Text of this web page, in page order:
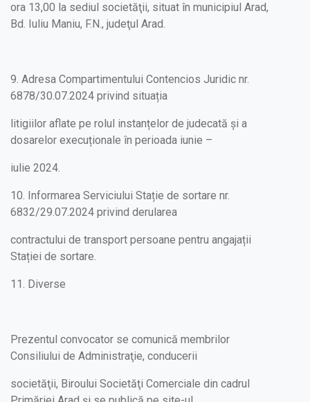
ora 13,00 la sediul societăţii, situat în municipiul Arad,
Bd. Iuliu Maniu, F.N., judeţul Arad.
9. Adresa Compartimentului Contencios Juridic nr.
6878/30.07.2024 privind situația
litigiilor aflate pe rolul instanțelor de judecată și a
dosarelor execuționale în perioada iunie –
iulie 2024.
10. Informarea Serviciului Stație de sortare nr.
6832/29.07.2024 privind derularea
contractului de transport persoane pentru angajații
Stației de sortare.
11. Diverse
Prezentul convocator se comunică membrilor
Consiliului de Administraţie, conducerii
societăţii, Biroului Societăţi Comerciale din cadrul